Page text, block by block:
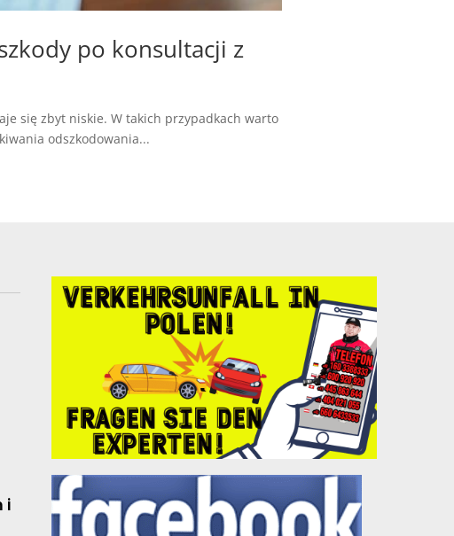
po konsultacji z
się zbyt niskie. W takich przypadkach warto
odszkodowania...
i